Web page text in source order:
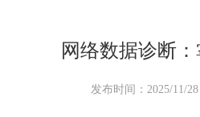
网络数据诊断
发布时间：2025/11/